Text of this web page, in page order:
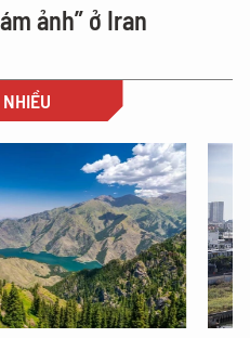
ảnh” ở Iran